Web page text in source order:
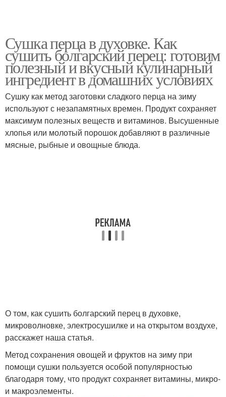
Сушка перца в духовке. Как
сушить болгарский перец: готовим
полезный и вкусный кулинарный
ингредиент в домашних условиях
Сушку как метод заготовки сладкого перца на зиму
используют с незапамятных времен. Продукт сохраняет
максимум полезных веществ и витаминов. Высушенные
хлопья или молотый порошок добавляют в различные
мясные, рыбные и овощные блюда.
О том, как сушить болгарский перец в духовке,
микроволновке, электросушилке и на открытом воздухе,
расскажет наша статья.
Метод сохранения овощей и фруктов на зиму при
помощи сушки пользуется особой популярностью
благодаря тому, что продукт сохраняет витамины, микро-
и макроэлементы.